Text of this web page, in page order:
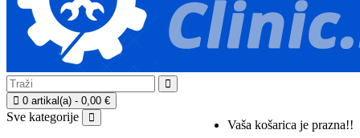
0 artikal(a) - 0,00 €
Vaša košarica je prazna!!
Sve kategorije